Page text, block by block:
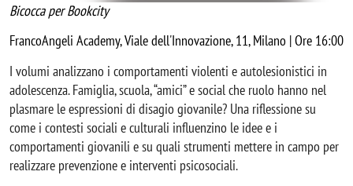
Bicocca per Bookcity
FrancoAngeli Academy, Viale dell'Innovazione, 11, Milano | Ore 16:00
I volumi analizzano i comportamenti violenti e autolesionistici in
adolescenza. Famiglia, scuola, “amici” e social che ruolo hanno nel
plasmare le espressioni di disagio giovanile? Una riflessione su
come i contesti sociali e culturali influenzino le idee e i
comportamenti giovanili e su quali strumenti mettere in campo per
realizzare prevenzione e interventi psicosociali.